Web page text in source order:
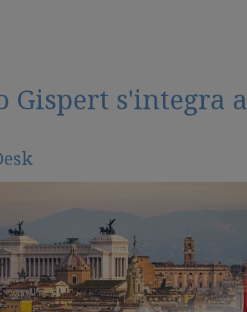
Gispert s'integra a